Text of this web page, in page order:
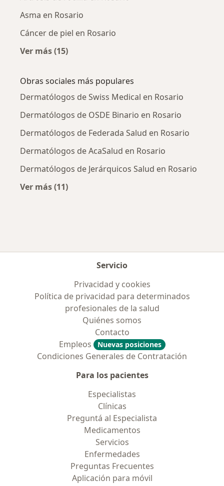
Asma en Rosario
Cáncer de piel en Rosario
Ver más (15)
Obras sociales más populares
Dermatólogos de Swiss Medical en Rosario
Dermatólogos de OSDE Binario en Rosario
Dermatólogos de Federada Salud en Rosario
Dermatólogos de AcaSalud en Rosario
Dermatólogos de Jerárquicos Salud en Rosario
Ver más (11)
Servicio
Privacidad y cookies
Política de privacidad para determinados
profesionales de la salud
Quiénes somos
Contacto
Empleos
Nuevas posiciones
Condiciones Generales de Contratación
Para los pacientes
Especialistas
Clínicas
Preguntá al Especialista
Medicamentos
Servicios
Enfermedades
Preguntas Frecuentes
Aplicación para móvil